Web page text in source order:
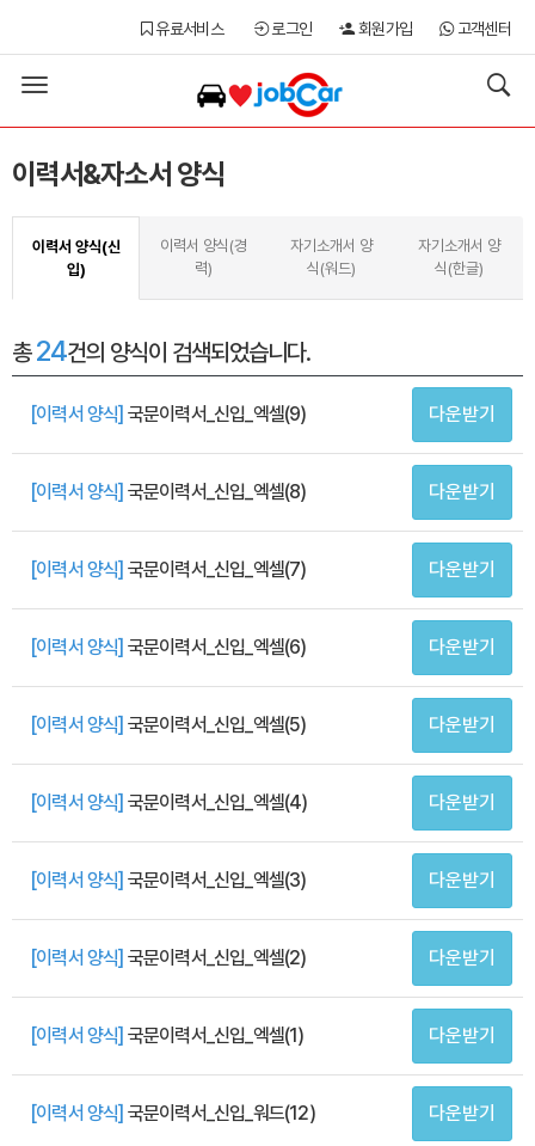
유료서비스 로그인 회원가입 고객센터
Toggle
navigation
이력서&자소서 양식
이력서 양식(신
입)
이력서 양식(경
력)
자기소개서 양
식(워드)
자기소개서 양
식(한글)
총24건의 양식이 검색되었습니다.
[이력서 양식] 국문이력서_신입_엑셀(9) 다운받기
[이력서 양식] 국문이력서_신입_엑셀(8) 다운받기
[이력서 양식] 국문이력서_신입_엑셀(7) 다운받기
[이력서 양식] 국문이력서_신입_엑셀(6) 다운받기
[이력서 양식] 국문이력서_신입_엑셀(5) 다운받기
[이력서 양식] 국문이력서_신입_엑셀(4) 다운받기
[이력서 양식] 국문이력서_신입_엑셀(3) 다운받기
[이력서 양식] 국문이력서_신입_엑셀(2) 다운받기
[이력서 양식] 국문이력서_신입_엑셀(1) 다운받기
[이력서 양식] 국문이력서_신입_워드(12) 다운받기